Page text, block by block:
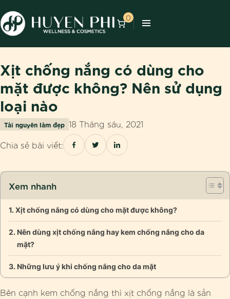
0
Xịt chống nắng có dùng cho
mặt được không? Nên sử dụng
loại nào
Tài nguyên làm đẹp 18 Tháng sáu, 2021
Chia sẻ bài viết:
Xem nhanh
Xịt chống nắng có dùng cho mặt được không?
Nên dùng xịt chống nắng hay kem chống nắng cho da
mặt?
Những lưu ý khi chống nắng cho da mặt
Bên cạnh kem chống nắng thì xịt chống nắng là sản